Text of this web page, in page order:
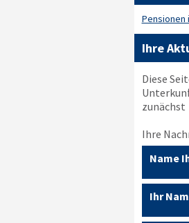
Pensionen
Ihre
Diese
zunächst
Ihre
Name
Ihr